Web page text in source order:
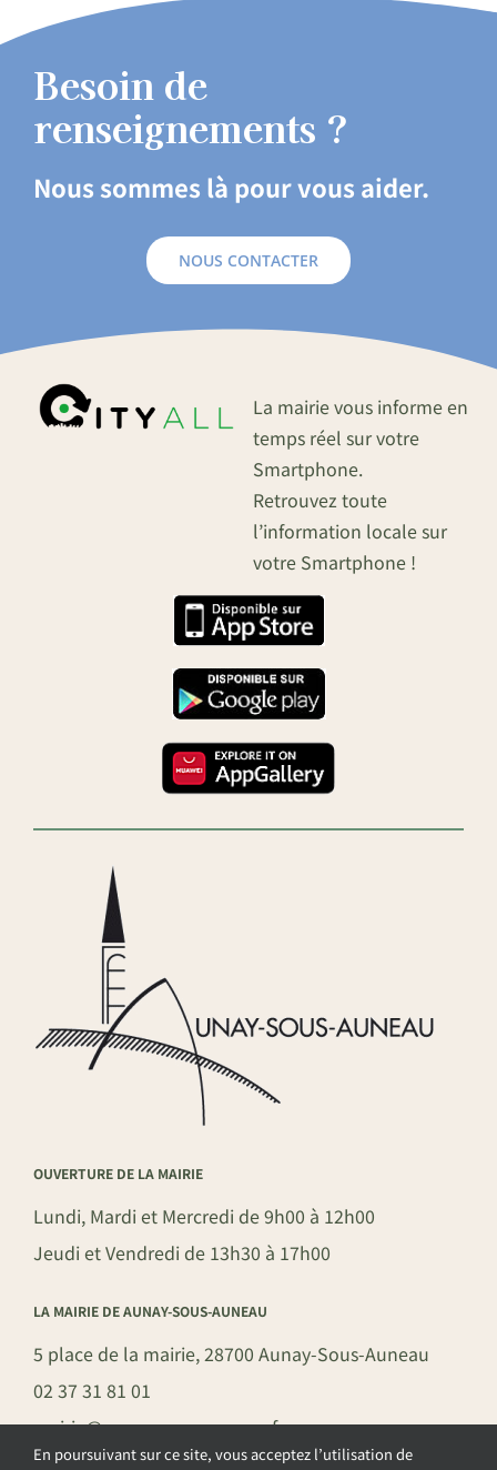
Besoin de
renseignements ?
Nous sommes là pour vous aider.
NOUS CONTACTER
La mairie vous informe en
temps réel sur votre
Smartphone.
Retrouvez toute
l’information locale sur
votre Smartphone !
OUVERTURE DE LA MAIRIE
Lundi, Mardi et Mercredi de 9h00 à 12h00
Jeudi et Vendredi de 13h30 à 17h00
LA MAIRIE DE AUNAY-SOUS-AUNEAU
5 place de la mairie, 28700 Aunay-Sous-Auneau
02 37 31 81 01
mairie@aunay-sous-auneau.fr
En poursuivant sur ce site, vous acceptez l’utilisation de